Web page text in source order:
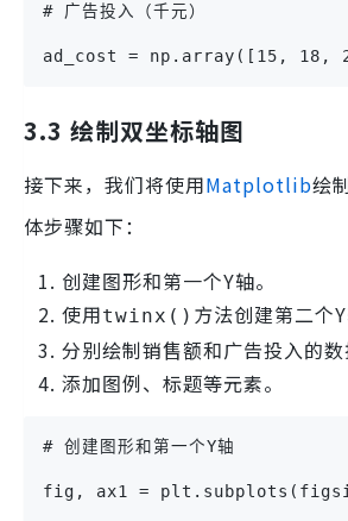
# 广告投入（千元）
ad_cost = np.array([15,
3.3 绘制双坐标轴图
接下来，我们将使用Matplotlib绘
体步骤如下：
创建图形和第一个Y轴。
使用twinx() 方法创建第二个Y
分别绘制销售额和广告投入的数
添加图例、标题等元素。
# 创建图形和第一个Y轴
fig, ax1 =